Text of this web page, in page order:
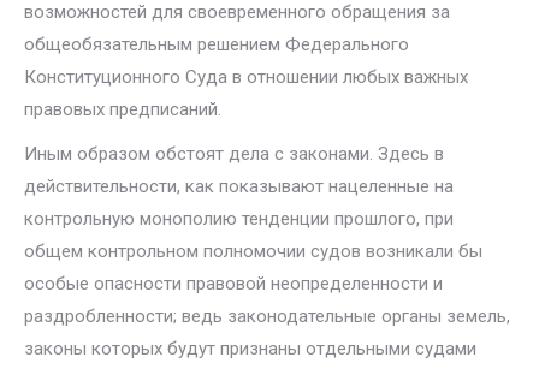
возможностей для своевременного обращения за
общеобяза­тельным решением Федерального
Конституционного Суда в отношении любых важных
правовых предписаний.
Иным образом обстоят дела с законами. Здесь в
действительности, как показывают нацеленные на
контрольную монополию тенденции прошлого, при
общем контрольном полномочии судов возникали бы
особые опасности правовой неопределенности и
раздробленности; ведь законодательные органы земель,
законы которых будут признаны от­дельными судами